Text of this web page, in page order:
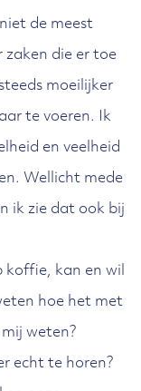
de meest
zaken die er toe
moeilijker
te voeren. Ik
en veelheid
Wellicht mede
ik zie dat ook bij
koffie, kan en wil
hoe het met
weten?
echt te horen?